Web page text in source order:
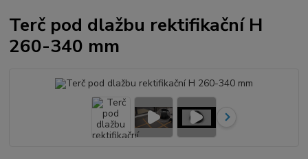
Terč pod dlažbu rektifikační H
260-340 mm